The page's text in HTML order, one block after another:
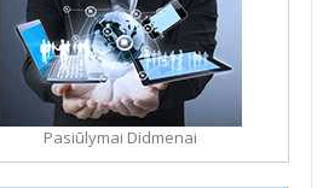
Pasiūlymai Didmenai